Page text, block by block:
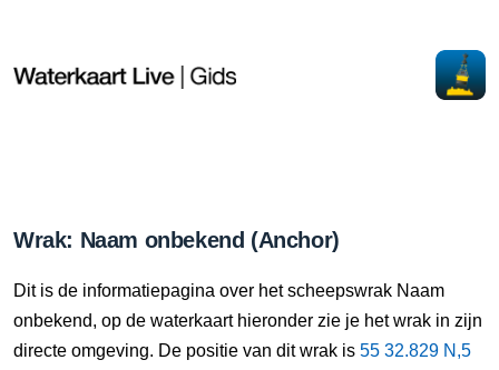
Wrak: Naam onbekend (Anchor)
Dit is de informatiepagina over het scheepswrak Naam
onbekend, op de waterkaart hieronder zie je het wrak in zijn
directe omgeving. De positie van dit wrak is 55 32.829 N,5